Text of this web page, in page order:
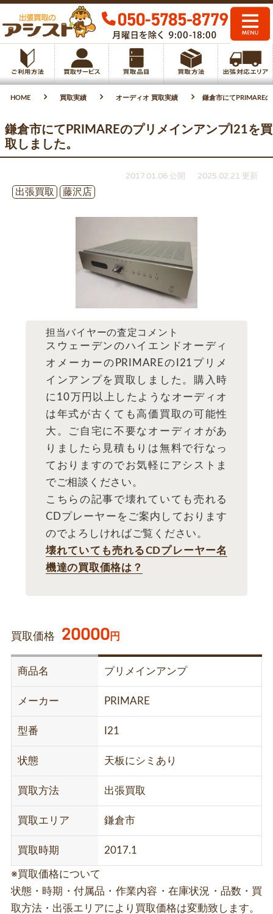
HOME 買取実績 オーディオ 買取実績 鎌倉市にてPRIMARE
鎌倉市にてPRIMAREのプリメインアンプI21を買
取しました。
2017.01.06 公開
2025.02.21 更新
出張買取
藤沢店
担当バイヤーの査定コメント
スウェーデンのハイエンドオーディ
オメーカーのPRIMAREのI21プリメ
インアンプを買取しました。購入時
に10万円以上したようなオーディオ
は年式が古くても高価買取の可能性
大。ご自宅に不要なオーディオがあ
りましたら見積もりは無料で行なっ
ておりますのでお気軽にアシストま
でご相談ください。
こちらの記事で壊れていても売れる
CDプレーヤーをご案内しております
のでよろしければご覧ください。
壊れていても売れるCDプレーヤー名
機達の買取価格は？
買取価格 20000円
商品名 プリメインアンプ
メーカー PRIMARE
型番 I21
状態 天板にシミあり
買取方法 出張買取
買取エリア 鎌倉市
買取時期 2017.1
※買取価格について
状態・時期・付属品・作業内容・在庫状況・品数・買
取方法・出張エリアにより買取価格は変動致します。